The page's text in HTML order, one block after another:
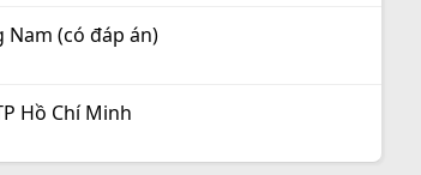
Nam (có đáp án)
Hồ Chí Minh